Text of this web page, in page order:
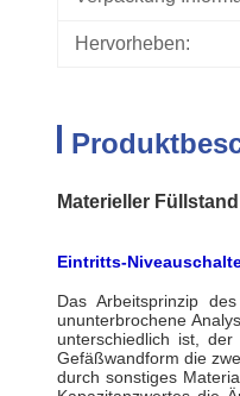
Hervorheben:
Materieller
Eintritts-
Das Arbeitsprinzip
ununterbrochene
unterschiedlich ist,
Gefäßwandform die
durch sonstiges